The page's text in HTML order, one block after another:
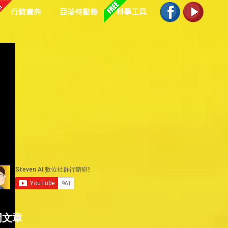
行銷寶典 亞瑞特動態 科學工具
章